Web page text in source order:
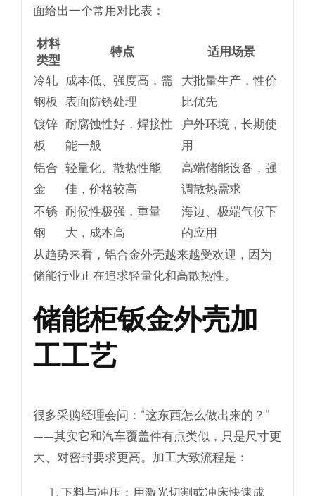
面给出一个常用对比表：
材料
类型
特点
适用场景
冷轧
钢板
成本低、强度高，需
表面防锈处理
大批量生产，性价
比优先
镀锌
板
耐腐蚀性好，焊接性
能一般
户外环境，长期使
用
铝合
金
轻量化、散热性能
佳，价格较高
高端储能设备，强
调散热需求
不锈
钢
耐候性极强，重量
大，成本高
海边、极端气候下
的应用
从趋势来看，铝合金外壳越来越受欢迎，因为
储能行业正在追求轻量化和高散热性。
储能柜钣金外壳加
工工艺
很多采购经理会问：“这东西怎么做出来的？”
——其实它和汽车覆盖件有点类似，只是尺寸更
大、对密封要求更高。加工大致流程是：
下料与冲压 ：用激光切割或冲床快速成